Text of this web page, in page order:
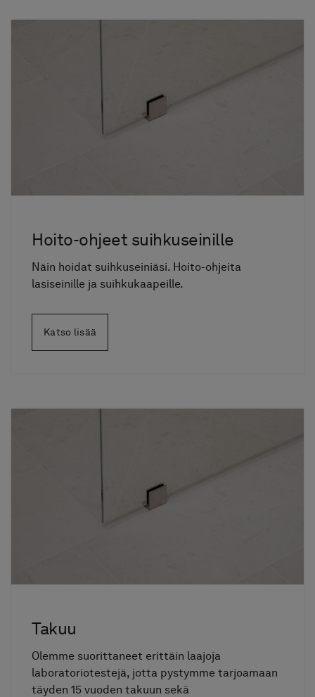
Hoito-ohjeet suihkuseinille
Näin hoidat suihkuseiniäsi. Hoito-ohjeita
lasiseinille ja suihkukaapeille.
Katso lisää
Takuu
Olemme suorittaneet erittäin laajoja
laboratoriotestejä, jotta pystymme tarjoamaan
täyden 15 vuoden takuun sekä